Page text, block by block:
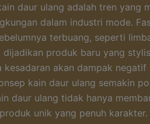
daur ulang adalah tren yang
dalam industri mode.
terbuang, seperti
dijadikan produk baru yang
kesadaran akan dampak
kain daur ulang semakin
daur ulang tidak hanya
unik yang penuh karakter.